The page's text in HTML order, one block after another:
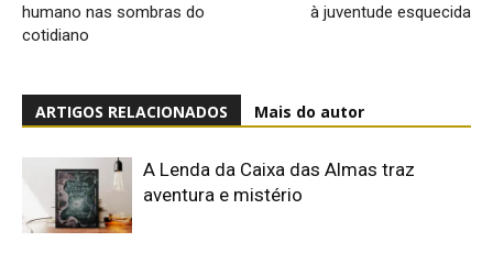
humano nas sombras do
cotidiano
à juventude esquecida
ARTIGOS RELACIONADOS Mais do autor
A Lenda da Caixa das Almas traz
aventura e mistério